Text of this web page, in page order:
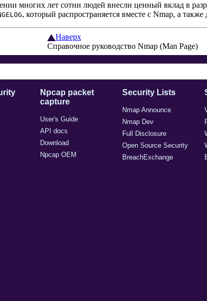
многих лет сотни людей внесли ценный вклад в
, который распространяется вместе с Nmap, а также
Наверх
Справочное руководство Nmap (Man Page)
Npcap packet
capture
User's Guide
API docs
Download
Npcap OEM
Security Lists
Nmap Announce
Nmap Dev
Full Disclosure
Open Source Security
BreachExchange